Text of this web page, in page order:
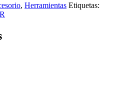
, Herramientas Etiquetas: